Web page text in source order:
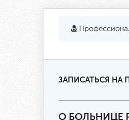
ЗАПИСАТЬСЯ НА
О БОЛЬНИЦЕ